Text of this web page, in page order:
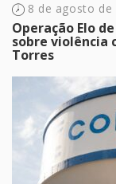
8 de agosto de
Operação Elo
sobre violência
Torres